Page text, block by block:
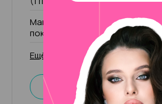
Маникюр комбинированный без
покрытия
Ещё 30 услуг
Записаться